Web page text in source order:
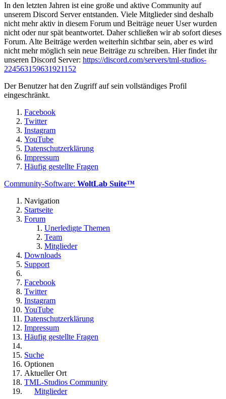
In den letzten Jahren ist eine große und aktive Community auf
unserem Discord Server entstanden. Viele Mitglieder sind deshalb
nicht mehr aktiv in diesem Forum und Beiträge neuer User wurden
nicht oder nur spät beantwortet. Daher schließen wir ab sofort dieses
Forum. Alte Beiträge werden weiterhin sichtbar sein, aber es wird
nicht mehr möglich sein neue Beiträge zu schreiben. Hier findet ihr
unseren Discord Server: https://discord.com/servers/tml-studios-
224563159631921152
Der Benutzer hat den Zugriff auf sein vollständiges Profil
eingeschränkt.
Facebook
Twitter
Instagram
YouTube
Datenschutzerklärung
Impressum
Häufig gestellte Fragen
Community-Software: WoltLab Suite™
Navigation
Startseite
Forum
Unerledigte Themen
Team
Mitglieder
Downloads
Support
Facebook
Twitter
Instagram
YouTube
Datenschutzerklärung
Impressum
Häufig gestellte Fragen
Suche
Optionen
Aktueller Ort
TML-Studios Community
Mitglieder